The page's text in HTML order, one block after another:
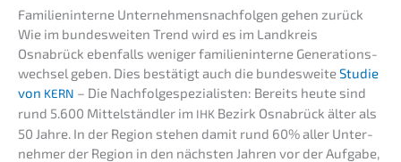
Famili­en­in­ter­ne Unter­neh­mens­nach­fol­gen gehen zurück
Wie im bundes­wei­ten Trend wird es im Landkreis
Osnabrück ebenfalls weniger famili­en­in­ter­ne Generations­
wechsel geben. Dies bestä­tigt auch die bundes­wei­teStudie
von KERN – Die Nachfolge­spezialisten: Bereits heute sind
rund 5.600 Mittel­ständ­ler im IHK Bezirk Osnabrück älter als
50 Jahre. In der Region stehen damit rund 60% aller Unter­
neh­mer der Region in den nächs­ten Jahren vor der Aufga­be,